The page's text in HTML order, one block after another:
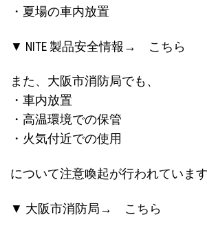
・夏場の車内放置
▼ NITE 製品安全情報→ こちら
また、大阪市消防局でも、
・車内放置
・高温環境での保管
・火気付近での使用
について注意喚起が行われています
▼ 大阪市消防局→ こちら